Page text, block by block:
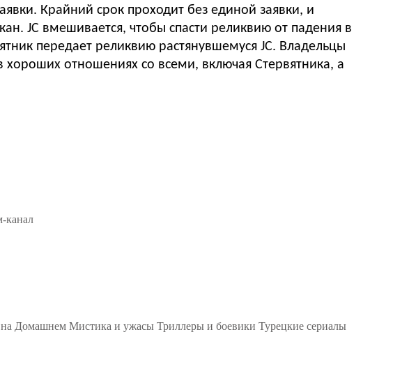
Крайний срок проходит без единой заявки, и
JC вмешивается, чтобы спасти реликвию от падения в
передает реликвию растянувшемуся JC. Владельцы
отношениях со всеми, включая Стервятника, а
Домашнем Мистика и ужасы Триллеры и боевики Турецкие сериалы